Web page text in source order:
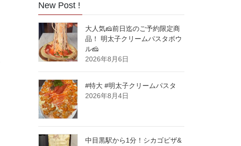
New Post !
大人気🧀前日迄のご予約限定商
品！ 明太子クリームパスタボウ
ル🧀
2026年8月6日
#特大 #明太子クリームパスタ
2026年8月4日
中目黒駅から1分！シカゴピザ&